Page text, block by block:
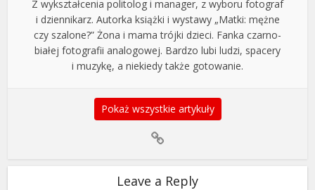
Z wykształcenia politolog i manager, z wyboru fotograf
i dziennikarz. Autorka książki i wystawy „Matki: mężne
czy szalone?” Żona i mama trójki dzieci. Fanka czarno-
białej fotografii analogowej. Bardzo lubi ludzi, spacery
i muzykę, a niekiedy także gotowanie.
Pokaż wszystkie artykuły
Leave a Reply